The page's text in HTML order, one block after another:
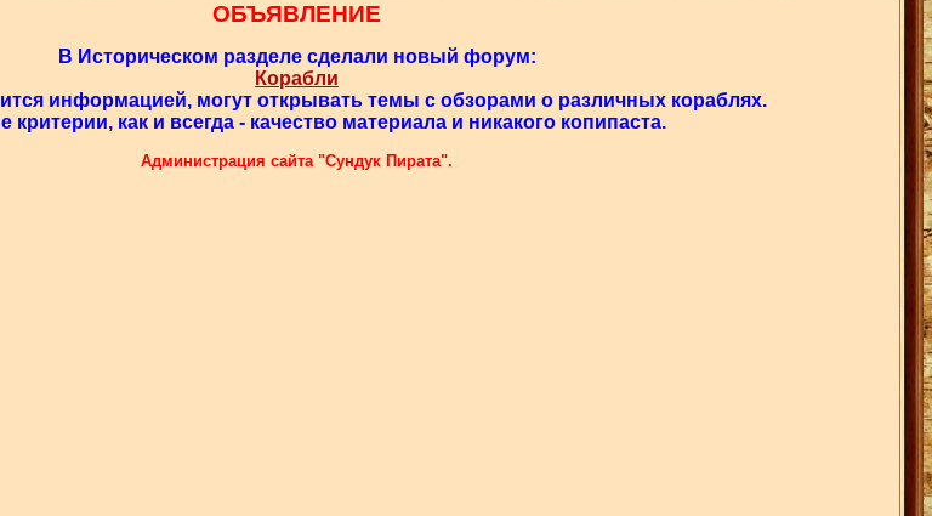
ОБЪЯВЛЕНИЕ
В Историческом разделе сделали новый форум:
Корабли
информацией, могут открывать темы с обзорами о различных кораблях.
критерии, как и всегда - качество материала и никакого копипаста.
Администрация сайта "Сундук Пирата".